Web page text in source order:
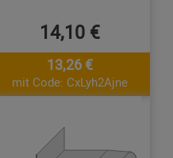
14,10 €
13,26 €
mit Code: CxLyh2Ajne